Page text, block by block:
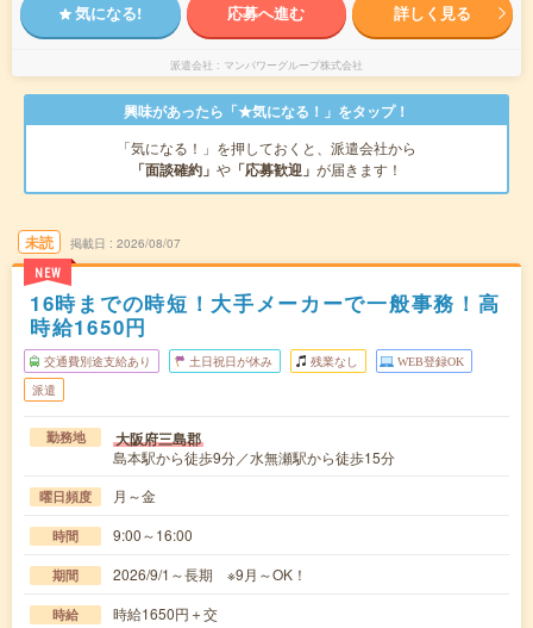
気になる! 応募へ進む 詳しく見る
派遣会社 マンパワーグループ株式会社
興味があったら「★気になる！」をタップ！
「気になる！」を押しておくと、派遣会社から
「面談確約」 や 「応募歓迎」 が届きます！
未読
NEW
掲載日 2026/08/07
16時までの時短！大手メーカーで一般事務！高
時給1650円
交通費別途支給あり 土日祝日が休み 残業なし WEB登録OK
派遣
勤務地 大阪府三島郡
島本駅から徒歩9分／水無瀬駅から徒歩15分
曜日頻度 月～金
時間 9:00～16:00
期間 2026/9/1～長期 ※9月～OK！
時給 時給1650円＋交